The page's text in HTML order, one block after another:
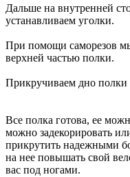
Дальше на внутренней
устанавливаем уголки.
При помощи саморезов
верхней частью полки.
Прикручиваем дно полки
Все полка готова, ее
можно задекорировать
прикрутить надежными
на нее повышать свой
вас под ногами.